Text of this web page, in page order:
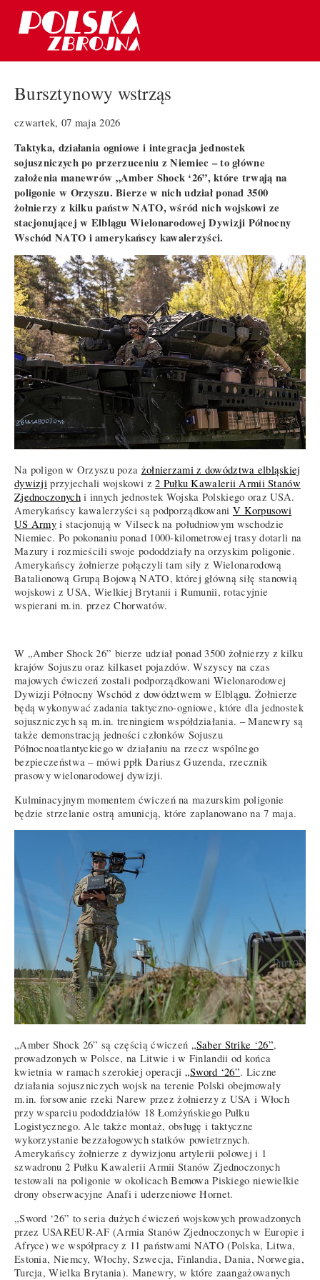
Bursztynowy wstrząs
czwartek, 07 maja 2026
Taktyka, działania ogniowe i integracja jednostek
sojuszniczych po przerzuceniu z Niemiec – to główne
założenia manewrów „Amber Shock ‘26”, które trwają na
poligonie w Orzyszu. Bierze w nich udział ponad 3500
żołnierzy z kilku państw NATO, wśród nich wojskowi ze
stacjonującej w Elblągu Wielonarodowej Dywizji Północny
Wschód NATO i amerykańscy kawalerzyści.
Na poligon w Orzyszu poza żołnierzami z dowództwa elbląskiej
dywizji przyjechali wojskowi z2 Pułku Kawalerii Armii Stanów
Zjednoczonychi innych jednostek Wojska Polskiego oraz USA.
Amerykańscy kawalerzyści są podporządkowani V Korpusowi
US Army i stacjonują w Vilseck na południowym wschodzie
Niemiec. Po pokonaniu ponad 1000-kilometrowej trasy dotarli na
Mazury i rozmieścili swoje pododdziały na orzyskim poligonie.
Amerykańscy żołnierze połączyli tam siły z Wielonarodową
Batalionową Grupą Bojową NATO, której główną siłę stanowią
wojskowi z USA, Wielkiej Brytanii i Rumunii, rotacyjnie
wspierani m.in. przez Chorwatów.
W „Amber Shock 26” bierze udział ponad 3500 żołnierzy z kilku
krajów Sojuszu oraz kilkaset pojazdów. Wszyscy na czas
majowych ćwiczeń zostali podporządkowani Wielonarodowej
Dywizji Północny Wschód z dowództwem w Elblągu. Żołnierze
będą wykonywać zadania taktyczno-ogniowe, które dla jednostek
sojuszniczych są m.in. treningiem współdziałania. – Manewry są
także demonstracją jedności członków Sojuszu
Północnoatlantyckiego w działaniu na rzecz wspólnego
bezpieczeństwa – mówi ppłk Dariusz Guzenda, rzecznik
prasowy wielonarodowej dywizji.
Kulminacyjnym momentem ćwiczeń na mazurskim poligonie
będzie strzelanie ostrą amunicją, które zaplanowano na 7 maja.
„Amber Shock 26” są częścią ćwiczeń „Saber Strike ‘26”,
prowadzonych w Polsce, na Litwie i w Finlandii od końca
kwietnia w ramach szerokiej operacji „Sword ‘26”. Liczne
działania sojuszniczych wojsk na terenie Polski obejmowały
m.in. forsowanie rzeki Narew przez żołnierzy z USA i Włoch
przy wsparciu pododdziałów 18 Łomżyńskiego Pułku
Logistycznego. Ale także montaż, obsługę i taktyczne
wykorzystanie bezzałogowych statków powietrznych.
Amerykańscy żołnierze z dywizjonu artylerii polowej i 1
szwadronu 2 Pułku Kawalerii Armii Stanów Zjednoczonych
testowali na poligonie w okolicach Bemowa Piskiego niewielkie
drony obserwacyjne Anafi i uderzeniowe Hornet.
„Sword ‘26” to seria dużych ćwiczeń wojskowych prowadzonych
przez USAREUR-AF (Armia Stanów Zjednoczonych w Europie i
Afryce) we współpracy z 11 państwami NATO (Polska, Litwa,
Estonia, Niemcy, Włochy, Szwecja, Finlandia, Dania, Norwegia,
Turcja, Wielka Brytania). Manewry, w które zaangażowanych